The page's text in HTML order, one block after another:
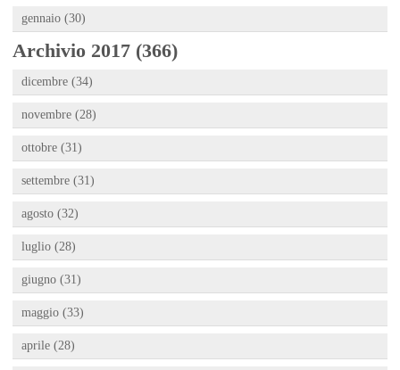
gennaio (30)
Archivio 2017 (366)
dicembre (34)
novembre (28)
ottobre (31)
settembre (31)
agosto (32)
luglio (28)
giugno (31)
maggio (33)
aprile (28)